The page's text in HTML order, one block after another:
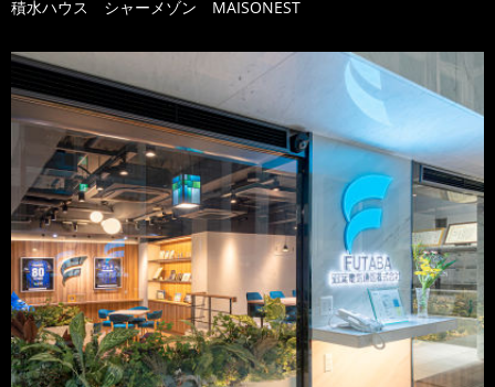
積水ハウス シャーメゾン MAISONEST